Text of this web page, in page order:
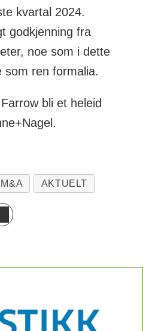
kvartal 2024.
godkjenning fra
noe som i dette
ren formalia.
bli et heleid
M&A AKTUELT